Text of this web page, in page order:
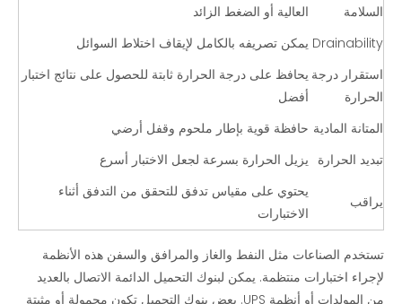
السلامة
العالية أو الضغط الزائد
Drainability يمكن تصريفه بالكامل لإيقاف اختلاط السوائل
استقرار درجة
الحرارة
يحافظ على درجة الحرارة ثابتة للحصول على نتائج اختبار
أفضل
المتانة المادية حافظة قوية بإطار ملحوم وقفل أرضي
تبديد الحرارة يزيل الحرارة بسرعة لجعل الاختبار أسرع
يراقب
يحتوي على مقياس تدفق للتحقق من التدفق أثناء
الاختبارات
تستخدم الصناعات مثل النفط والغاز والمرافق والسفن هذه الأنظمة
لإجراء اختبارات منتظمة. يمكن لبنوك التحميل الدائمة الاتصال بالعديد
من المولدات أو أنظمة UPS. بعض بنوك التحميل تكون محمولة أو مثبتة